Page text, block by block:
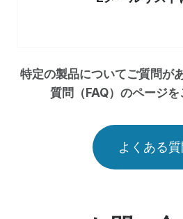
特定の製品についてご質問が
質問（FAQ）のページを
よくある質